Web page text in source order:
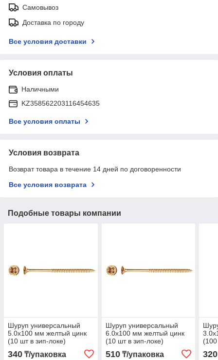
Самовывоз
Доставка по городу
Все условия доставки
Условия оплаты
Наличными
KZ358562203116454635
Все условия оплаты
Условия возврата
Возврат товара в течение 14 дней по договоренности
Все условия возврата
Подобные товары компании
Шуруп универсальный
5.0х100 мм желтый цинк
(10 шт в зип-локе)
STARFIX
340 ₸/упаковка
Шуруп универсальный
6.0х100 мм желтый цинк
(10 шт в зип-локе)
STARFIX
510₸/упаковка 320